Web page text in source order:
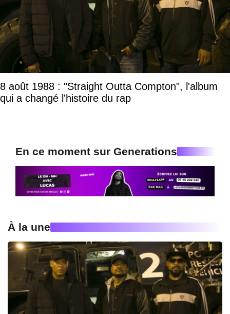
8 août 1988 : "Straight Outta Compton", l'album
qui a changé l'histoire du rap
En ce moment sur Generations
À la une